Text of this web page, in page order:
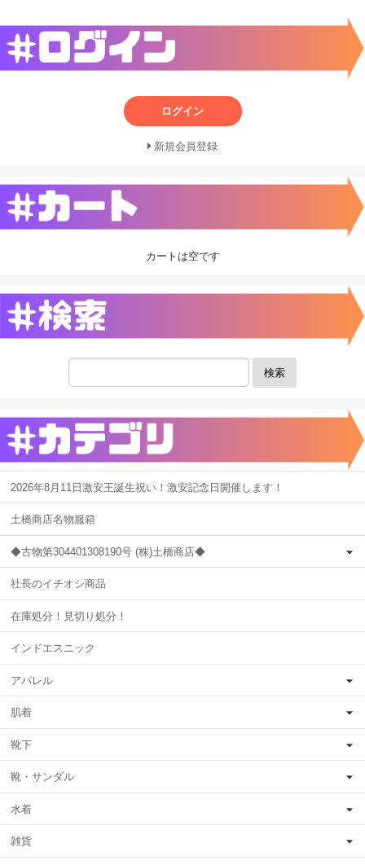
ログイン
新規会員登録
カートは空です
検索
2026年8月11日激安王誕生祝い！激安記念日開催します！
土橋商店名物服箱
◆古物第304401308190号 (株)土橋商店◆
社長のイチオシ商品
在庫処分！見切り処分！
インドエスニック
アパレル
肌着
靴下
靴・サンダル
水着
雑貨